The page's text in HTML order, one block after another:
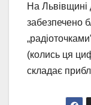
На
забезпечено
(колись ця
складає